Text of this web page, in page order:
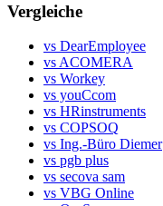
Vergleiche
vs DearEmployee
vs ACOMERA
vs Workey
vs youCcom
vs HRinstruments
vs COPSOQ
vs Ing.-Büro Diemer
vs pgb plus
vs secova sam
vs VBG Online